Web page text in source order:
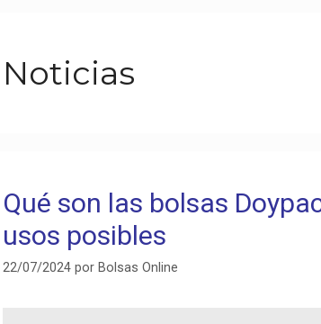
Noticias
Qué son las bolsas
usos posibles
22/07/2024 por Bolsas Online